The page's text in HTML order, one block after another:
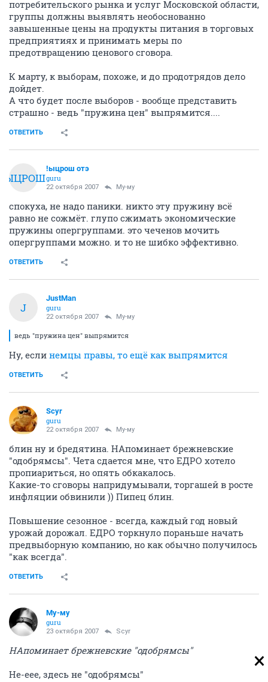
потребительского рынка и услуг Московской области,
группы должны выявлять необоснованно
завышенные цены на продукты питания в торговых
предприятиях и принимать меры по
предотвращению ценового сговора.
К марту, к выборам, похоже, и до продотрядов дело
дойдет.
А что будет после выборов - вообще представить
страшно - ведь "пружина цен" выпрямится....
ОТВЕТИТЬ
!ЫЦРОШ
!ыцрош отэ
guru
22 октября 2007 Му-му
спокуха, не надо паники. никто эту пружину всё
равно не сожмёт. глупо сжимать экономические
пружины опергруппами. это чеченов мочить
опергруппами можно. и то не шибко эффективно.
ОТВЕТИТЬ
J
JustMan
guru
22 октября 2007 Му-му
ведь "пружина цен" выпрямится
Ну, если немцы правы, то ещё как выпрямится
ОТВЕТИТЬ
Scyr
guru
22 октября 2007 Му-му
блин ну и бредятина. НАпоминает брежневские
"одобрямсы". Чета сдается мне, что ЕДРО хотело
пропиариться, но опять обкакалось.
Какие-то сговоры напридумывали, торгашей в росте
инфляции обвинили )) Пипец блин.
Повышение сезонное - всегда, каждый год новый
урожай дорожал. ЕДРО торкнуло пораньше начать
предвыборную компанию, но как обычно получилось
"как всегда".
ОТВЕТИТЬ
Му-му
guru
23 октября 2007 Scyr
НАпоминает брежневские "одобрямсы"
Не-еее, здесь не "одобрямсы"